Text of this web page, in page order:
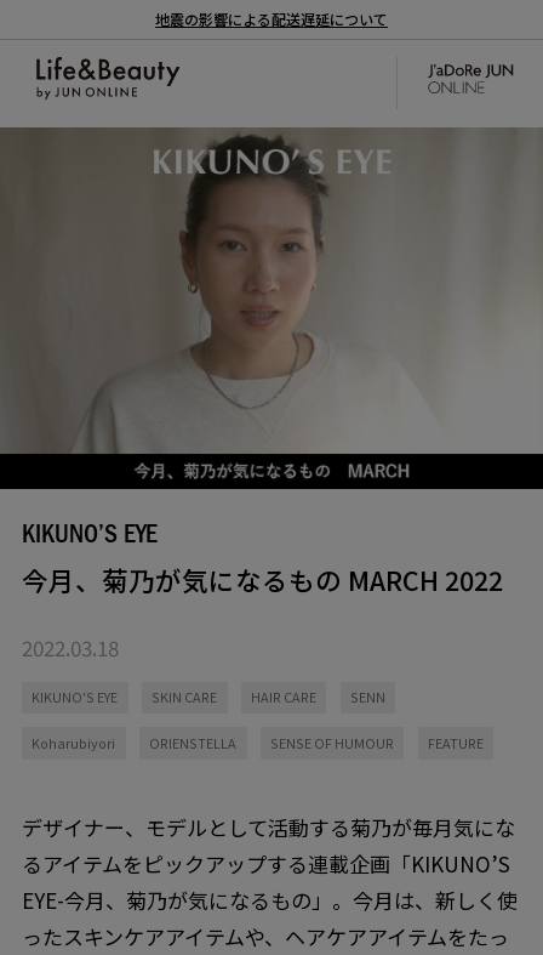
地震の影響による配送遅延について
KIKUNO’S EYE
今月、菊乃が気になるもの MARCH 2022
2022.03.18
KIKUNO'S EYE SKIN CARE HAIR CARE SENN
Koharubiyori ORIENSTELLA SENSE OF HUMOUR FEATURE
デザイナー、モデルとして活動する菊乃が毎月気にな
るアイテムをピックアップする連載企画「KIKUNO’S
EYE-今月、菊乃が気になるもの」。今月は、新しく使
ったスキンケアアイテムや、ヘアケアアイテムをたっ